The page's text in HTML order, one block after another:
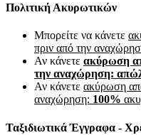
Πολιτική Ακυρωτικών
Μπορείτε να κάνετε
πριν από την
Αν κάνετε ακύρωση
την αναχώρηση:
Αν κάνετε ακύρωση
αναχώρηση: 100%
Ταξιδιωτικά Έγγραφα -